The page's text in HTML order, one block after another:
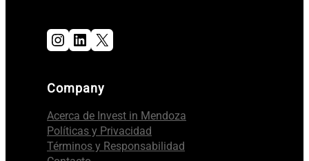
Instagram LinkedIn X
Company
Acerca de Invest in Mendoza
Políticas y Privacidad
Términos y Responsabilidad